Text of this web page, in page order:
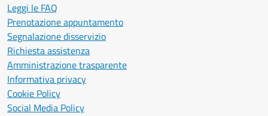
Leggi le FAQ
Prenotazione appuntamento
Segnalazione disservizio
Richiesta assistenza
Amministrazione trasparente
Informativa privacy
Cookie Policy
Social Media Policy